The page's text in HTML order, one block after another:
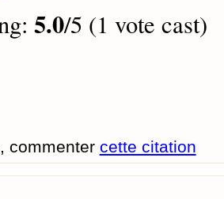
5.0/5 (1 vote cast)
commenter cette citation